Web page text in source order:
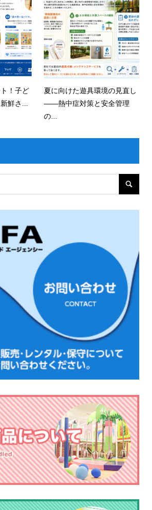
！子ど
鮮さ...
夏に向けた遊具環境の見直し
——熱中症対策と安全管理
の...